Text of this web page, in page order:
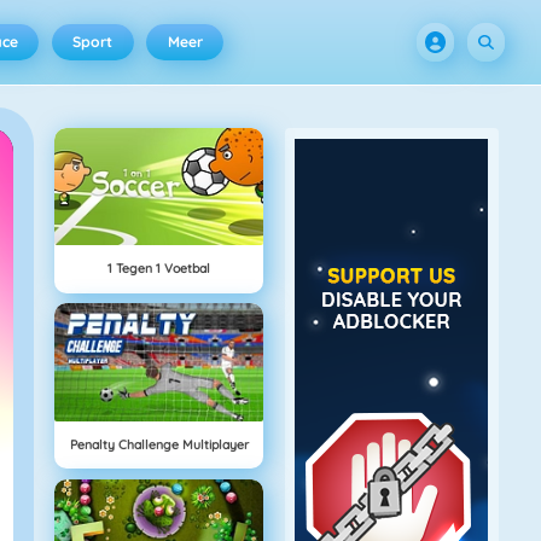
Sport Meer
1 Tegen 1 Voetbal
Penalty Challenge Multiplayer